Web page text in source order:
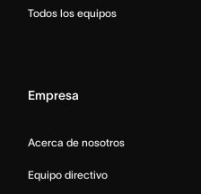
Todos los equipos
Empresa
Acerca de nosotros
Equipo directivo